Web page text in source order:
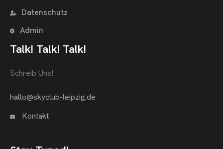
Datenschutz
Admin
Talk! Talk! Talk!
Schreib Uns!
hallo@skyclub-leipzig.de
Kontakt